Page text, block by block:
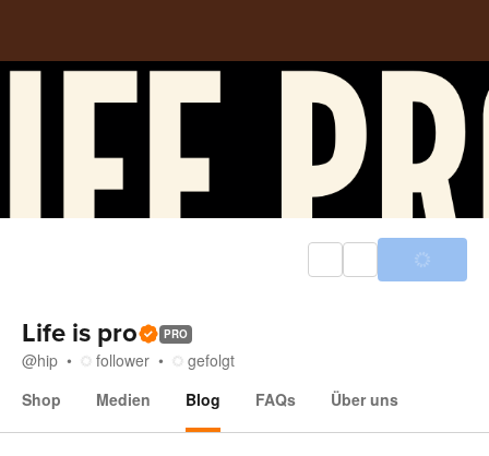
Life is pro PRO
@hip follower
gefolgt
Shop
Medien Blog FAQs Über uns